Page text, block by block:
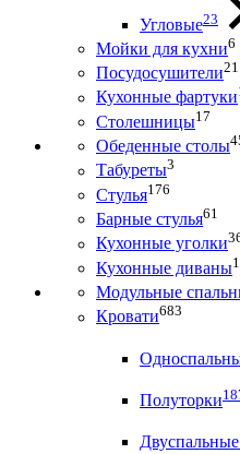
Угловые23
Мойки для кухни6
Посудосушители21
Кухонные фартуки
Столешницы17
Обеденные столы
Табуреты3
Стулья176
Барные стулья61
Кухонные уголки
Кухонные диваны
Модульные
Кровати683
Полуторки